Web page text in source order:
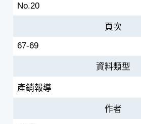
No.20
頁次
67-69
資料類型
產銷報導
作者